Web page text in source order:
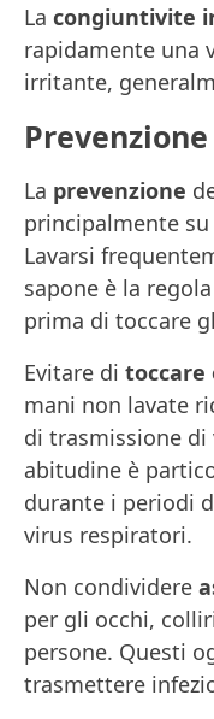
La congiuntivite
rapidamente una
irritante,
Prevenzione
La prevenzione
principalmente
Lavarsi
sapone è la
prima di toccare
Evitare di toccare
mani non lavate
di trasmissione di
abitudine è
durante i periodi
virus respiratori.
Non condividere
per gli occhi,
persone. Questi
trasmettere